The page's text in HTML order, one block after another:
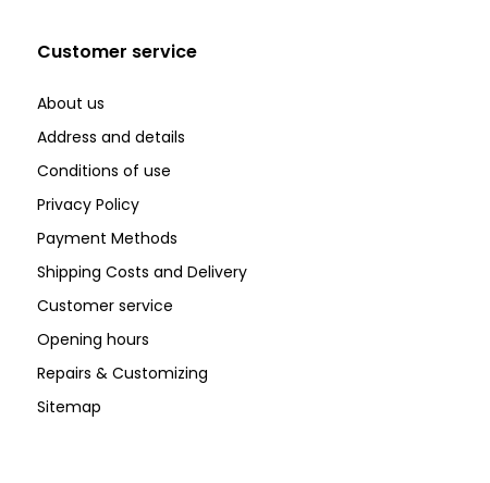
Customer service
About us
Address and details
Conditions of use
Privacy Policy
Payment Methods
Shipping Costs and Delivery
Customer service
Opening hours
Repairs & Customizing
Sitemap